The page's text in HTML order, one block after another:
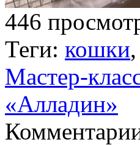
446
Теги: кошки,
Мастер-
«Алладин»